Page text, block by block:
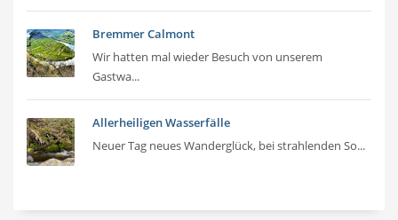
Bremmer Calmont
Wir hatten mal wieder Besuch von unserem
Gastwa...
Allerheiligen Wasserfälle
Neuer Tag neues Wanderglück, bei strahlenden So...